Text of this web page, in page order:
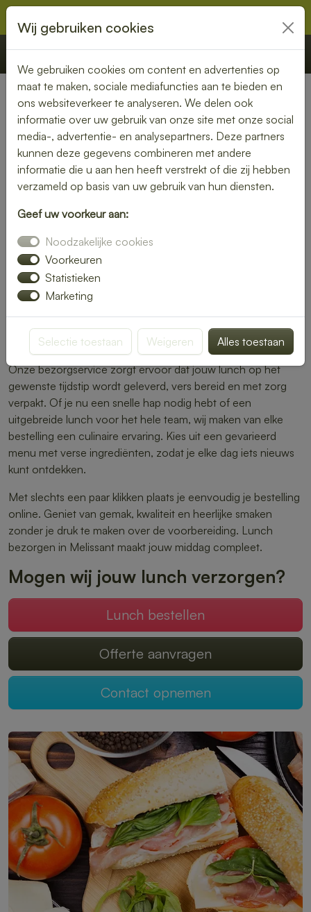
€ 0,00 Offerte Bestellen
Nederland» Melissant
Lunch laten bezorgen in
Melissant – vers, snel en
smaakvol
maken? Laat je lunch bezorgen in Melissant en geniet van
verse, smaakvolle gerechten zonder gedoe. Of je nu op
kantoor bent, thuiswerkt of gewoon zin hebt in een
ontspannen middagpauze, een bezorgde lunch is altijd een
warme maaltijden – er is altijd iets dat perfect aansluit bij
jouw smaak.
Onze bezorgservice zorgt ervoor dat jouw lunch op het
gewenste tijdstip wordt geleverd, vers bereid en met zorg
verpakt. Of je nu een snelle hap nodig hebt of een
uitgebreide lunch voor het hele team, wij maken van elke
bestelling een culinaire ervaring. Kies uit een gevarieerd
menu met verse ingrediënten, zodat je elke dag iets nieuws
kunt ontdekken.
Met slechts een paar klikken plaats je eenvoudig je bestelling
online. Geniet van gemak, kwaliteit en heerlijke smaken
zonder je druk te maken over de voorbereiding. Lunch
bezorgen in Melissant maakt jouw middag compleet.
Mogen wij jouw lunch verzorgen?
Lunch bestellen
Offerte aanvragen
Contact opnemen
Wij gebruiken cookies
We gebruiken cookies om content en advertenties op
maat te maken, sociale mediafuncties aan te bieden en
ons websiteverkeer te analyseren. We delen ook
informatie over uw gebruik van onze site met onze social
media-, advertentie- en analysepartners. Deze partners
kunnen deze gegevens combineren met andere
informatie die u aan hen heeft verstrekt of die zij hebben
verzameld op basis van uw gebruik van hun diensten.
Geef uw voorkeur aan:
Noodzakelijke cookies
Voorkeuren
Statistieken
Marketing
Selectie toestaan Weigeren Alles toestaan